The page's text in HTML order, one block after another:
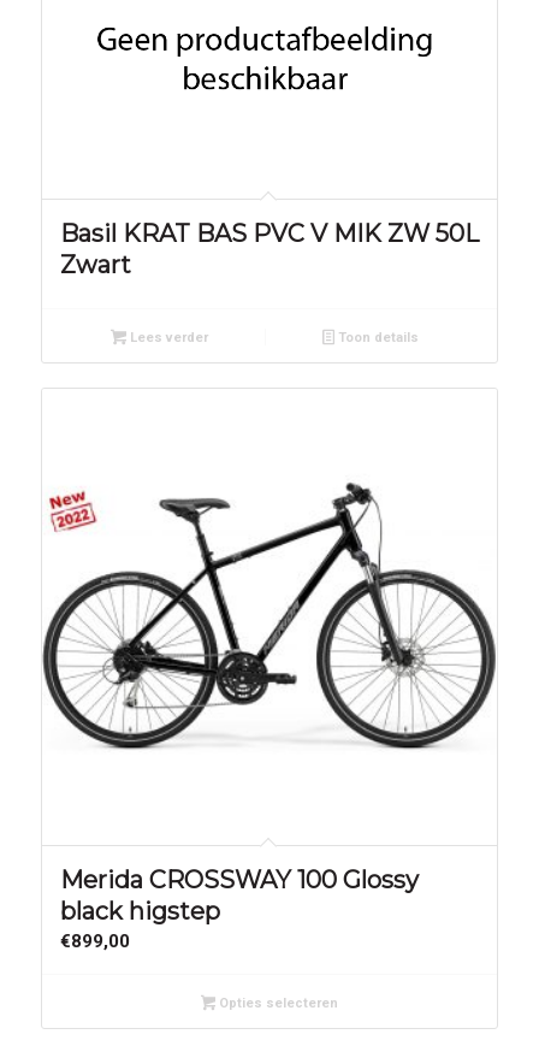
Basil KRAT BAS PVC V MIK ZW 50L
Zwart
Lees verder Toon details
Merida CROSSWAY 100 Glossy
black higstep
€899,00
Opties selecteren